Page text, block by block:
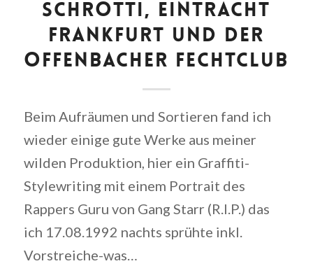
SCHROTTI, EINTRACHT
FRANKFURT UND DER
OFFENBACHER FECHTCLUB
Beim Aufräumen und Sortieren fand ich
wieder einige gute Werke aus meiner
wilden Produktion, hier ein Graffiti-
Stylewriting mit einem Portrait des
Rappers Guru von Gang Starr (R.I.P.) das
ich 17.08.1992 nachts sprühte inkl.
Vorstreiche-was…